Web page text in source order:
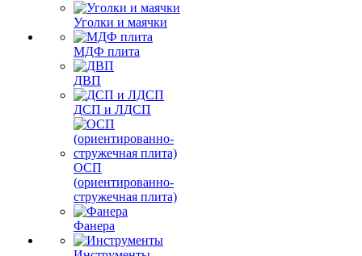
Уголки и маячки
МДФ плита
ДВП
ДСП и ЛДСП
ОСП
(ориентированно-
стружечная плита)
Фанера